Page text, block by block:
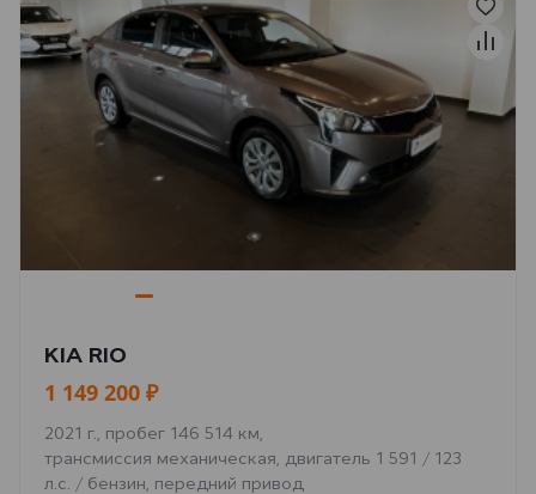
KIA RIO
1 149 200 ₽
2021 г., пробег 146 514 км,
трансмиссия механическая, двигатель 1 591 / 123
л.с. / бензин, передний привод